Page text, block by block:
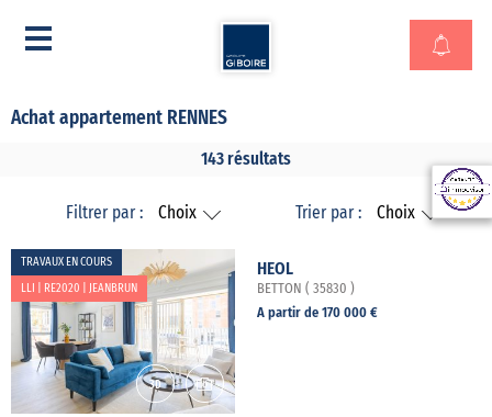
Achat appartement RENNES
143 résultats
Filtrer par : Choix Trier par : Choix
TRAVAUX EN COURS
LLI | RE2020 | JEANBRUN
HEOL
BETTON ( 35830 )
A partir de 170 000 €